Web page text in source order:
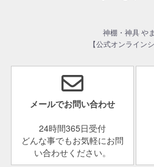
神棚・神具 や
【公式オンライン
メールでお問い合わせ
24時間365日受付
どんな事でもお気軽にお問
い合わせください。